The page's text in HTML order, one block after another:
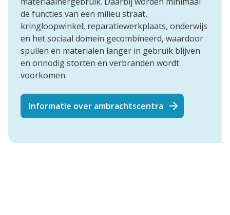
de functies van een milieu straat,
kringloopwinkel, reparatiewerkplaats, onderwijs
en het sociaal domein gecombineerd, waardoor
spullen en materialen langer in gebruik blijven
en onnodig storten en verbranden wordt
voorkomen.
Informatie over ambrachtscentra